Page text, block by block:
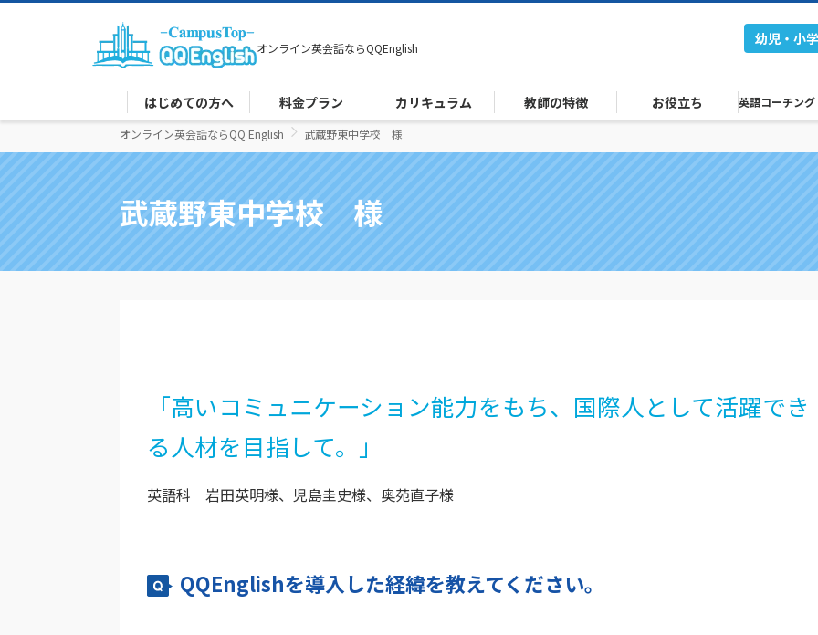
オンライン英会話ならQQEnglish
幼児・小
はじめての方へ 料金プラン カリキュラム 教師の特徴 お役立ち 英語コーチング
オンライン英会話ならQQ English 武蔵野東中学校 様
武蔵野東中学校 様
「高いコミュニケーション能力をもち、国際人として活躍でき
る人材を目指して。」
英語科 岩田英明様、児島圭史様、奥苑直子様
QQEnglishを導入した経緯を教えてください。